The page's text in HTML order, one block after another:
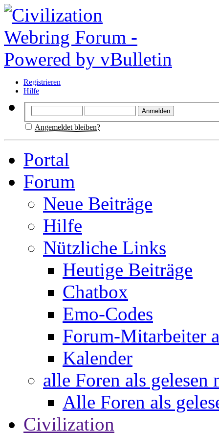
Registrieren
Hilfe
Angemeldet bleiben?
Portal
Forum
Neue Beiträge
Hilfe
Nützliche Links
Heutige Beiträge
Chatbox
Emo-Codes
Forum-Mitarbeiter
Kalender
alle Foren als gelesen
Alle Foren als
Civilization